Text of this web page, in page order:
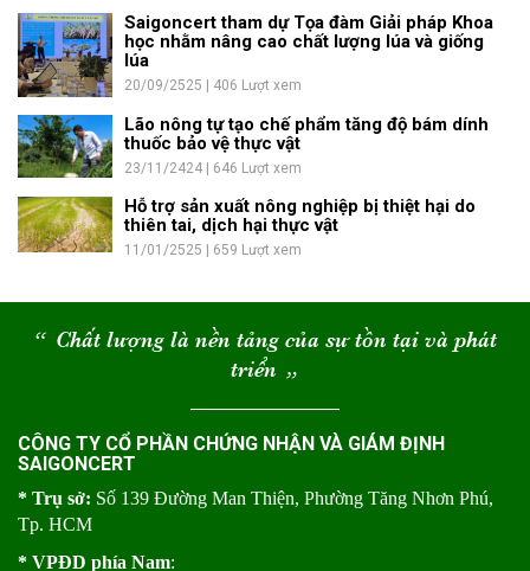
Saigoncert tham dự Tọa đàm Giải pháp Khoa
học nhằm nâng cao chất lượng lúa và giống
lúa
20/09/2525 | 406 Lượt xem
Lão nông tự tạo chế phẩm tăng độ bám dính
thuốc bảo vệ thực vật
23/11/2424 | 646 Lượt xem
Hỗ trợ sản xuất nông nghiệp bị thiệt hại do
thiên tai, dịch hại thực vật
11/01/2525 | 659 Lượt xem
“ Chất lượng là nền tảng của sự tồn tại và phát
triển “
CÔNG TY CỔ PHẦN CHỨNG NHẬN VÀ GIÁM ĐỊNH
SAIGONCERT
* Trụ sở: Số 139 Đường Man Thiện, Phường Tăng Nhơn Phú,
Tp. HCM
* VPĐD phía Nam: